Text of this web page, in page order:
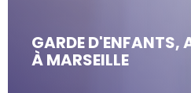
GARDE D'ENFANTS,
À MARSEILLE